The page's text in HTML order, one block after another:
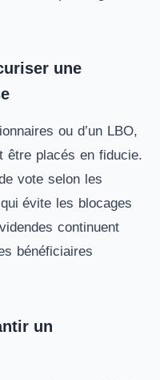
une
ou d’un LBO,
être placés en fiducie.
vote selon les
évite les blocages
continuent
bénéficiaires
un